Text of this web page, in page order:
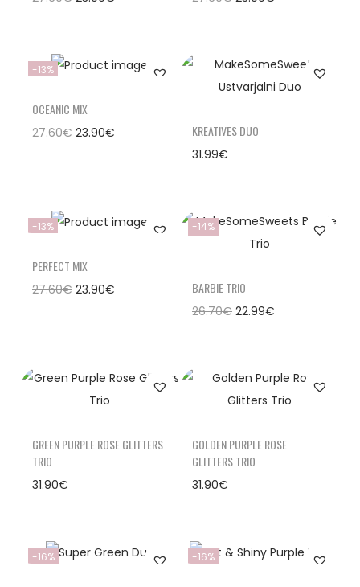
-13%
OCEANIC MIX
27.60€ 23.90€ KREATIVES DUO
31.99€
-13%
PERFECT MIX
27.60€ 23.90€
-14%
BARBIE TRIO
26.70€ 22.99€
GREEN PURPLE ROSE GLITTERS
TRIO
31.90€
GOLDEN PURPLE ROSE
GLITTERS TRIO
31.90€
-16% -16%